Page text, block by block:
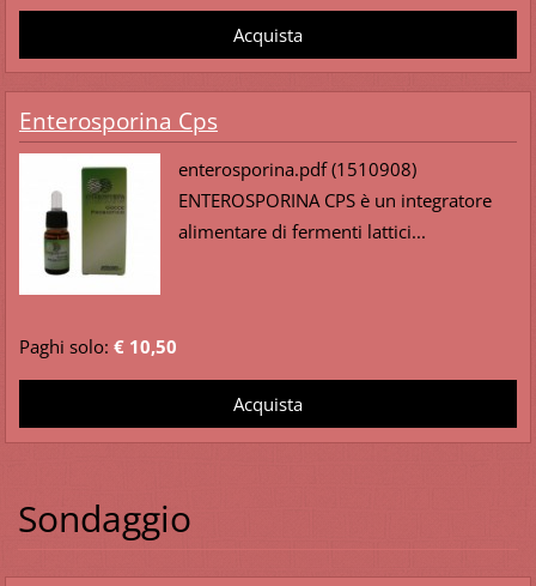
Enterosporina Cps
enterosporina.pdf (1510908)
ENTEROSPORINA CPS è un integratore
alimentare di fermenti lattici...
Paghi solo: € 10,50
Sondaggio